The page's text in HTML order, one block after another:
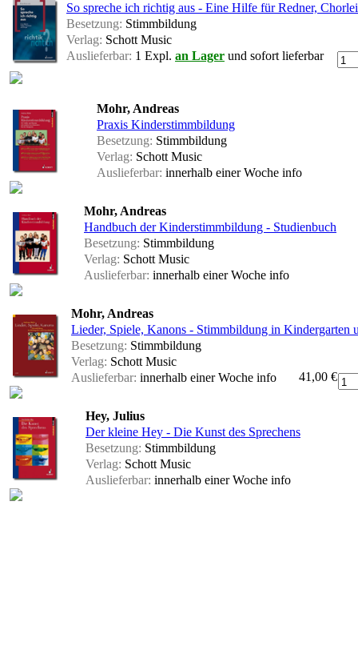
So spreche ich richtig aus - Eine Hilfe für Redner,
Besetzung: Stimmbildung
Verlag: Schott Music
Auslieferbar: 1 Expl. an Lager und sofort lieferbar
Mohr, Andreas
Praxis Kinderstimmbildung
Besetzung: Stimmbildung
Verlag: Schott Music
Auslieferbar: innerhalb einer Woche info
Mohr, Andreas
Handbuch der Kinderstimmbildung - Studienbuch
Besetzung: Stimmbildung
Verlag: Schott Music
Auslieferbar: innerhalb einer Woche info
Mohr, Andreas
Lieder, Spiele, Kanons - Stimmbildung in Kindergarten
Besetzung: Stimmbildung
Verlag: Schott Music
Auslieferbar: innerhalb einer Woche info 41,00 €
Hey, Julius
Der kleine Hey - Die Kunst des Sprechens
Besetzung: Stimmbildung
Verlag: Schott Music
Auslieferbar: innerhalb einer Woche info